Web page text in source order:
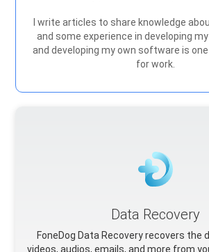
I write articles to share knowledge
and some experience in developing
and developing my own software is
for work.
Data Recovery
FoneDog Data Recovery recovers the
videos, audios, emails, and more from